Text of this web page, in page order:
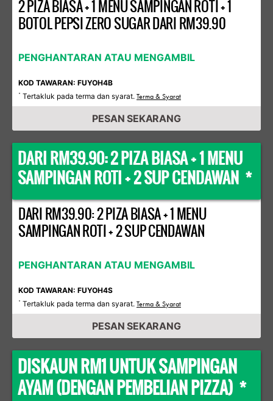
2 PIZA BIASA + 1 MENU SAMPINGAN ROTI + 1
BOTOL PEPSI ZERO SUGAR DARI RM39.90
PENGHANTARAN ATAU MENGAMBIL
KOD TAWARAN: FUYOH4B
* Tertakluk pada terma dan syarat. Terma & Syarat
PESAN SEKARANG
DARI RM39.90: 2 PIZA BIASA + 1 MENU
SAMPINGAN ROTI + 2 SUP CENDAWAN *
DARI RM39.90: 2 PIZA BIASA + 1 MENU
SAMPINGAN ROTI + 2 SUP CENDAWAN
PENGHANTARAN ATAU MENGAMBIL
KOD TAWARAN: FUYOH4S
* Tertakluk pada terma dan syarat. Terma & Syarat
PESAN SEKARANG
DISKAUN RM1 UNTUK SAMPINGAN
AYAM (DENGAN PEMBELIAN PIZZA) *